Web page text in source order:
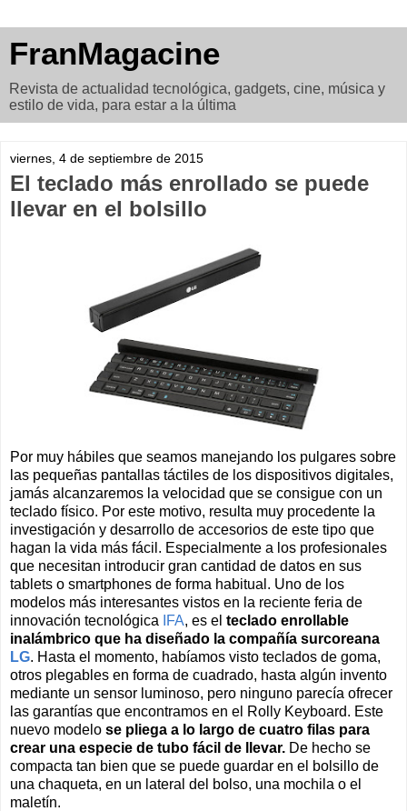
FranMagacine
Revista de actualidad tecnológica, gadgets, cine, música y
estilo de vida, para estar a la última
viernes, 4 de septiembre de 2015
El teclado más enrollado se puede
llevar en el bolsillo
Por muy hábiles que seamos manejando los pulgares sobre
las pequeñas pantallas táctiles de los dispositivos digitales,
jamás alcanzaremos la velocidad que se consigue con un
teclado físico. Por este motivo, resulta muy procedente la
investigación y desarrollo de accesorios de este tipo que
hagan la vida más fácil. Especialmente a los profesionales
que necesitan introducir gran cantidad de datos en sus
tablets o smartphones de forma habitual. Uno de los
modelos más interesantes vistos en la reciente feria de
innovación tecnológica
IFA, es el teclado enrollable
inalámbrico que ha diseñado la compañía surcoreana
LG. Hasta el momento, habíamos visto teclados de goma,
otros plegables en forma de cuadrado, hasta algún invento
mediante un sensor luminoso, pero ninguno parecía ofrecer
las garantías que encontramos en el Rolly Keyboard. Este
nuevo modelo se pliega a lo largo de cuatro filas para
crear una especie de tubo fácil de llevar. De hecho se
compacta tan bien que se puede guardar en el bolsillo de
una chaqueta, en un lateral del bolso, una mochila o el
maletín.